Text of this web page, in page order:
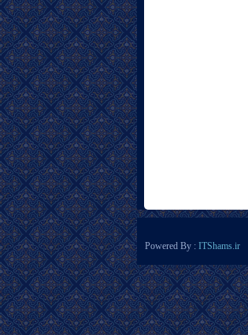
Powered By : ITShams.ir